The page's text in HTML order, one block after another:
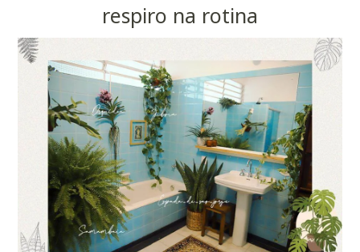
respiro na rotina